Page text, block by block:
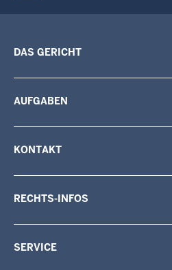
DAS GERICHT
AUFGABEN
KONTAKT
RECHTS-INFOS
SERVICE